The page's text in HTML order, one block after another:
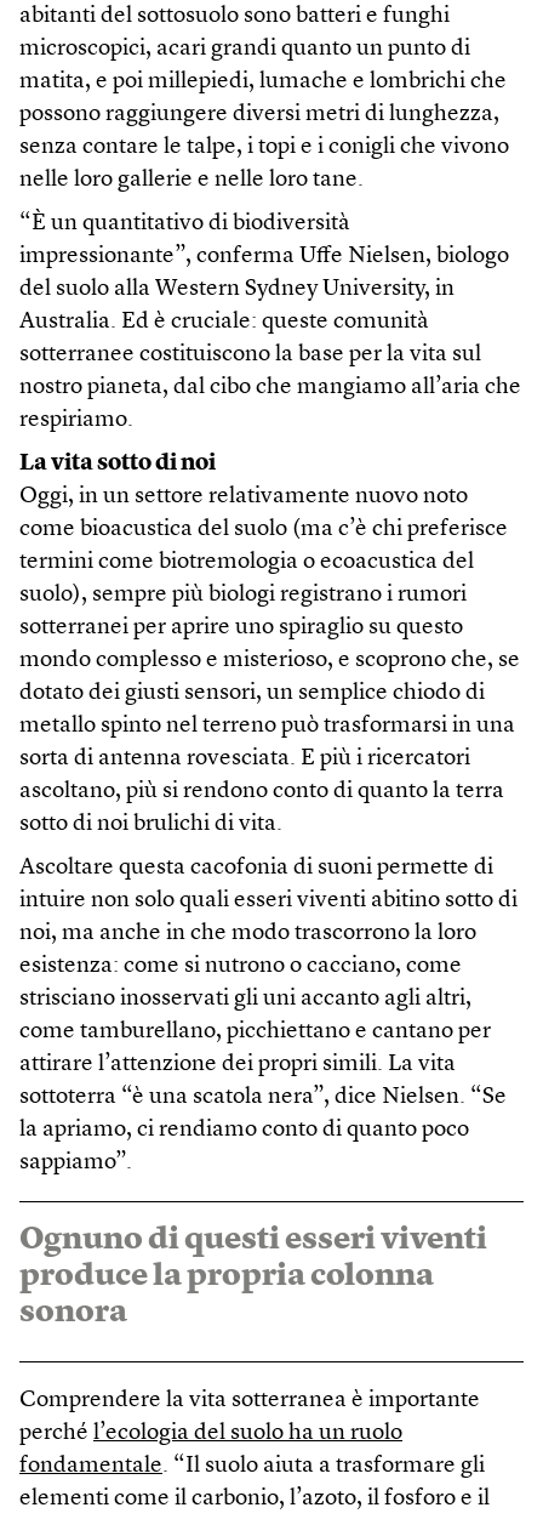
abitanti del sottosuolo sono batteri e funghi
microscopici, acari grandi quanto un punto di
matita, e poi millepiedi, lumache e lombrichi che
possono raggiungere diversi metri di lunghezza,
senza contare le talpe, i topi e i conigli che vivono
nelle loro gallerie e nelle loro tane.
“È un quantitativo di biodiversità
impressionante”, conferma Uffe Nielsen, biologo
del suolo alla Western Sydney University, in
Australia. Ed è cruciale: queste comunità
sotterranee costituiscono la base per la vita sul
nostro pianeta, dal cibo che mangiamo all’aria che
respiriamo.
La vita sotto di noi
Oggi, in un settore relativamente nuovo noto
come bioacustica del suolo (ma c’è chi preferisce
termini come biotremologia o ecoacustica del
suolo), sempre più biologi registrano i rumori
sotterranei per aprire uno spiraglio su questo
mondo complesso e misterioso, e scoprono che, se
dotato dei giusti sensori, un semplice chiodo di
metallo spinto nel terreno può trasformarsi in una
sorta di antenna rovesciata. E più i ricercatori
ascoltano, più si rendono conto di quanto la terra
sotto di noi brulichi di vita.
Ascoltare questa cacofonia di suoni permette di
intuire non solo quali esseri viventi abitino sotto di
noi, ma anche in che modo trascorrono la loro
esistenza: come si nutrono o cacciano, come
strisciano inosservati gli uni accanto agli altri,
come tamburellano, picchiettano e cantano per
attirare l’attenzione dei propri simili. La vita
sottoterra “è una scatola nera”, dice Nielsen. “Se
la apriamo, ci rendiamo conto di quanto poco
sappiamo”.
Ognuno di questi esseri viventi
produce la propria colonna
sonora
Comprendere la vita sotterranea è importante
perché l’ecologia del suolo ha un ruolo
fondamentale. “Il suolo aiuta a trasformare gli
elementi come il carbonio, l’azoto, il fosforo e il